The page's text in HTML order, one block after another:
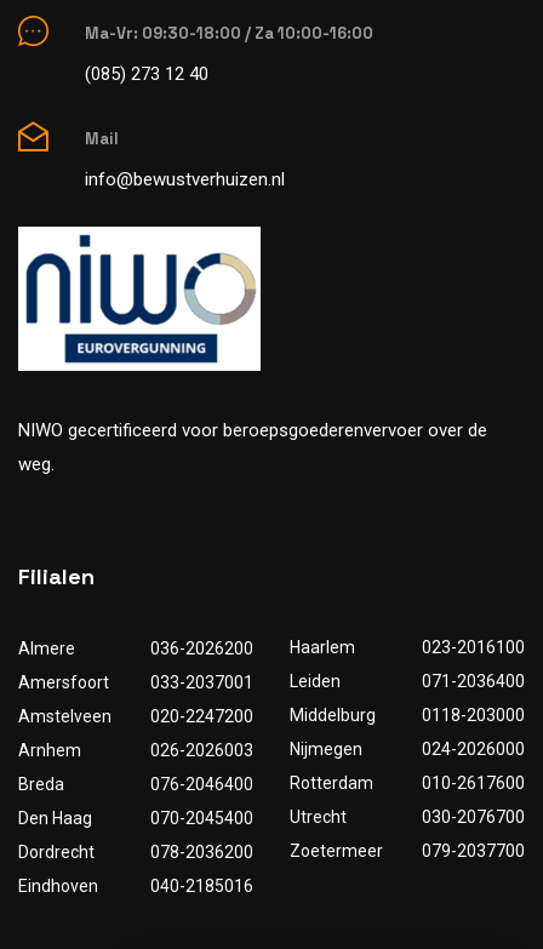
Ma-Vr: 09:30-18:00 / Za 10:00-16:00
(085) 273 12 40
Mail
info@bewustverhuizen.nl
NIWO gecertificeerd voor beroepsgoederenvervoer over de
weg.
Filialen
Almere
036-2026200
Amersfoort
033-2037001
Amstelveen
020-2247200
Arnhem
026-2026003
Breda
076-2046400
Den Haag
070-2045400
Dordrecht
078-2036200
Eindhoven
040-2185016
Haarlem
023-2016100
Leiden
071-2036400
Middelburg
0118-203000
Nijmegen
024-2026000
Rotterdam
010-2617600
Utrecht
030-2076700
Zoetermeer
079-2037700